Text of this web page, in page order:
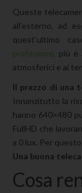
Queste
all’esterno, ad
quest’ultimo
protezione , più
atmosferici e ai
Il prezzo di una
Innanzitutto la
hanno 640×480
FullHD che
a 0 lux. Per
Una buona
Cosa